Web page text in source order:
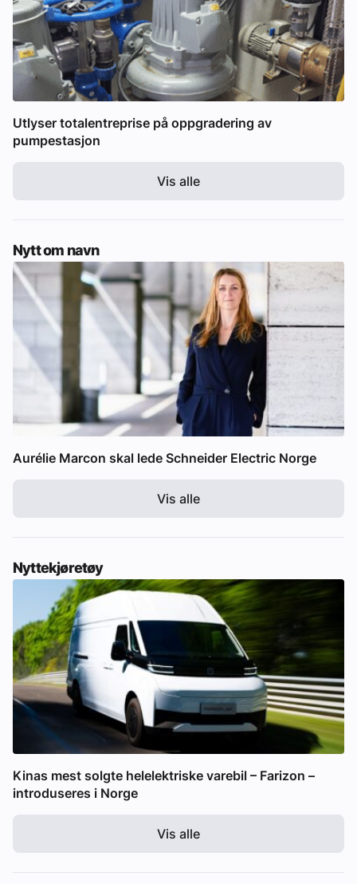
Utlyser totalentreprise på oppgradering av
pumpestasjon
Vis alle
Nytt om navn
Aurélie Marcon skal lede Schneider Electric Norge
Vis alle
Nyttekjøretøy
Kinas mest solgte helelektriske varebil – Farizon –
introduseres i Norge
Vis alle